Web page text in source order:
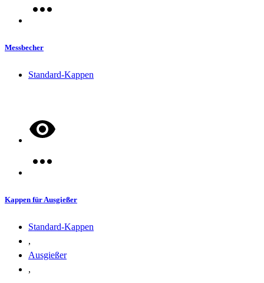
Messbecher
Standard-Kappen
Kappen für Ausgießer
Standard-Kappen
,
Ausgießer
,